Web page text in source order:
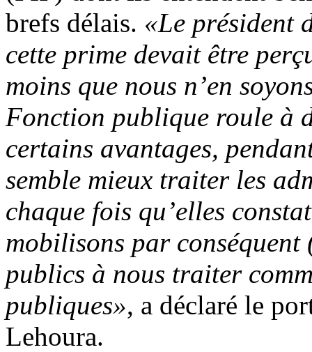
brefs délais. «Le président
cette prime devait être
moins que nous n’en
Fonction publique roule à
certains avantages,
semble mieux traiter les
chaque fois qu’elles
mobilisons par
publics à nous traiter
publiques», a déclaré le
Lehoura.